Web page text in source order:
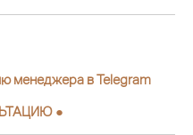
менеджера в Telegram
●